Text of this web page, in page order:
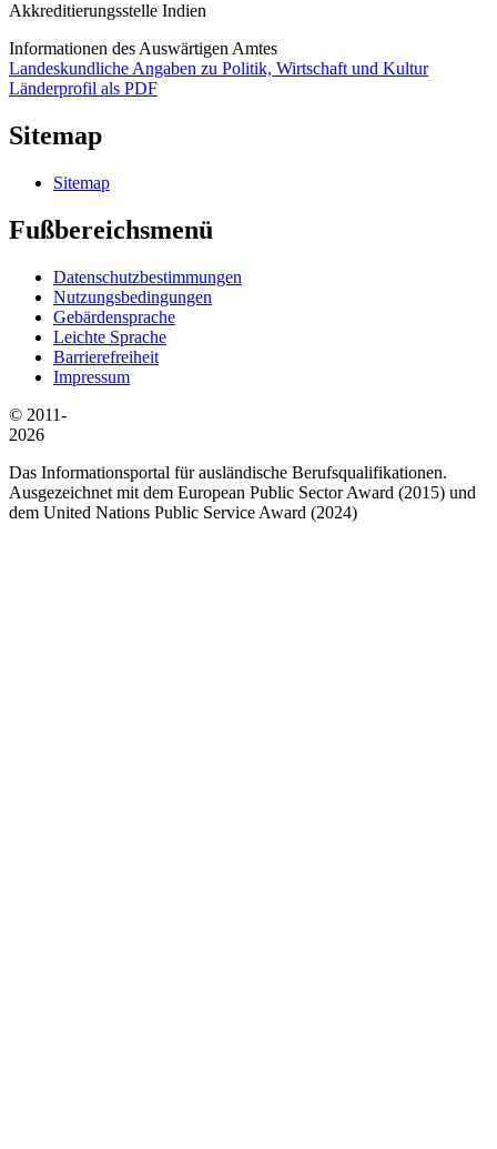
Akkreditierungsstelle Indien
Informationen des Auswärtigen Amtes
Landeskundliche Angaben zu Politik, Wirtschaft und Kultur
Länderprofil als PDF
Sitemap
Sitemap
Fußbereichsmenü
Datenschutzbestimmungen
Nutzungsbedingungen
Gebärdensprache
Leichte Sprache
Barrierefreiheit
Impressum
© 2011-
2026
Das Informationsportal für ausländische Berufsqualifikationen.
Ausgezeichnet mit dem European Public Sector Award (2015) und
dem United Nations Public Service Award (2024)